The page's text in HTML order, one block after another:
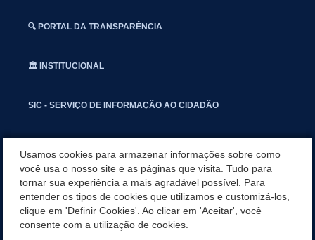
🔍 PORTAL DA TRANSPARÊNCIA
🏛️ INSTITUCIONAL
SIC - SERVIÇO DE INFORMAÇÃO AO CIDADÃO
INSTAGRAN
📱🩺 SAUDE CONECTADA
Usamos cookies para armazenar informações sobre como
você usa o nosso site e as páginas que visita. Tudo para
tornar sua experiência a mais agradável possível. Para
entender os tipos de cookies que utilizamos e customizá-los,
clique em 'Definir Cookies'. Ao clicar em 'Aceitar', você
consente com a utilização de cookies.